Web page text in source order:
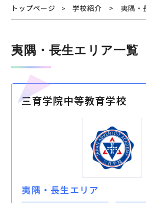
トップページ > 学校紹介 > 夷隅・
夷隅・⻑⽣エリア一覧
三育学院中等教育学校
夷隅・⻑⽣エリア